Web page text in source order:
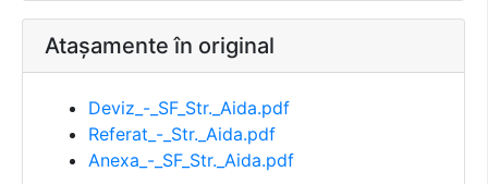
Atașamente în original
Deviz_-_SF_Str._Aida.pdf
Referat_-_Str._Aida.pdf
Anexa_-_SF_Str._Aida.pdf